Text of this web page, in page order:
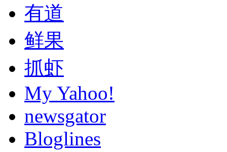
有道
鲜果
抓虾
My Yahoo!
newsgator
Bloglines